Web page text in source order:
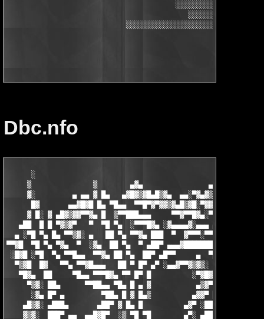
Dbc.nfo
░                                                   ▄
▒               ▒        ▄▓▄
▓░         ▄ ▄▄ ▓ █▄   ▄▓█▓▒▓█▄█▒▓▄  ▄▄░▀▓▄▓▒▓▒▓█▓▀▀  ░
█▓       ▄▄▓█▓█ █▄ ▀█▄▄  ▀▀█▀▓▀▓▓▒▓▄█▒▓█░▀▓▓█░▀▀    ▓ ▒
▓ █░ ▓ ▄█▓▒▓▓▀▀▓▄ █  ▒▀▀███▄▄▄     ▀▀▓▀▀█▓▄░▀  ▄▓▓▄  █ ▓
▄██  █ █ ▀▓▒▓▀   ▀  ▀█ ▀▄  ░▀▀▀█▓▄ ░▓▄▄▄▄▓░▄▄▄ ▄▓▀    ██ █
▄ ░▀█ ▀▄ █▄ ▀▀▒▓░ ▄   ██ ▀▄ ▀▀▓▄ ███  ▀  ▓▀▀▀░▀▀▀    ░▄█▀
▀▀▓█  ▀█ ▀▄ ▀▓▄  ▀  ░▓▄  ██ ▀▄  ▀ ▄██▀ ▄▄▄▓████████▄   ▄█▀  █▓
░█▓█ ░▀█  ▀▄ ▀▀█▄▄  ▀▀▓▄ ██ ▀▄  ██▀ ▄█▀▀     ▄  ▀███ ██▀ ░
▀▒▓█  █▓   ▀▀▄ ▀▀▓█▄▄▄   ██ ▀ █▀ ▄▀ ░▄▄▓▀▀▓▒▓▒░  ██ █▀ ▄
▀█▓▄  ██     ▀█▄▄ ▀▀▀█▓▄ ▀▀ █▀ █          ░▀▓█▓ ██ ▀░▓▀
▀▒▓░ ██▄      ▀▀██▄▄ ▀█▄ █ ▄ ▓           ▄▒▓▀ ██ ▄▓▀
░▓▄ █▀ ▄         ▀██▄ █ ▓ █▄▒          ▄▓▓▀ ██▀░▓▓▄░
▄█▒▓░ ▄███▄       ▄██▀ ▓ █▄ █          ▄▓▀ ░██▀ ▄ ▀█▓▄
▓▒▓░  ███▀ ▄▄  ▄▄█▓█▀  ░▒ ▀█ ▀█        ▄▀░ ▄██▀  █▄  ░▀▓▄